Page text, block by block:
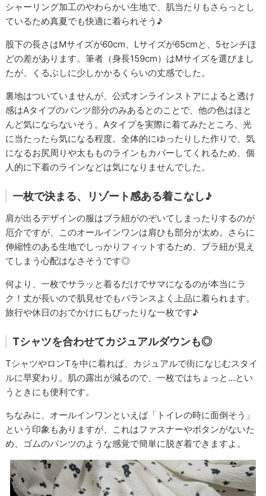
シャーリング加工のやわらかい生地で、肌当たりもさらっとし
ているため真夏でも快適に着られそう♪
股下の長さはMサイズが60cm、Lサイズが65cmと、5センチほ
どの差があります。筆者（身長159cm）はMサイズを選びまし
たが、くるぶしに少しかかるくらいの丈感でした。
裏地はついていませんが、公式オンラインストアによると透け
感はAタイプのパンツ部分のみあるとのことで、他の色はほと
んど気にならないそう。Aタイプを実際に着てみたところ、光
に当たったら気になる程度。全体的にゆったりした作りで、気
になるお尻周りや太もものラインもカバーしてくれるため、個
人的に下着のラインなどは気になりませんでした。
一枚で決まる、リゾート感ある着こなし♪
肩が出るデザインの服はブラ紐がのぞいてしまったりするのが
厄介ですが、このオールインワンは肩ひも部分が太め。さらに
伸縮性のある生地でしっかりフィットするため、ブラ紐が見え
てしまう心配はなさそうです◎
何より、一枚でサラッと着るだけでサマになるのが本当にラ
ク！丈が長いので肌見せでもバランスよく上品に着られます。
旅行や休日のおでかけにもぴったりな一枚です♪
Tシャツを合わせてカジュアルダウンも◎
TシャツやロンTを中に着れば、カジュアルで街になじむスタイ
ルに早変わり。肌の露出が減るので、一枚ではちょっと…とい
うときにも便利です。
ちなみに、オールインワンといえば「トイレの時に面倒そう」
という印象もありますが、これはファスナーやボタンがないた
め、ゴムのパンツのような感覚で簡単に脱ぎ着できますよ。